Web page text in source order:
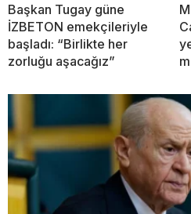
Başkan Tugay güne
İZBETON emekçileriyle
başladı: “Birlikte her
zorluğu aşacağız”